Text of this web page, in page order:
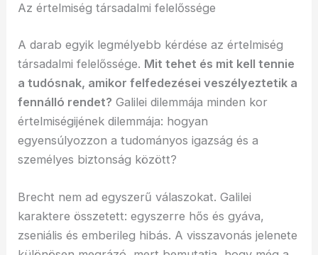
Az értelmiség társadalmi felelőssége
A darab egyik legmélyebb kérdése az értelmiség
társadalmi felelőssége. Mit tehet és mit kell tennie
a tudósnak, amikor felfedezései veszélyeztetik a
fennálló rendet? Galilei dilemmája minden kor
értelmiségijének dilemmája: hogyan
egyensúlyozzon a tudományos igazság és a
személyes biztonság között?
Brecht nem ad egyszerű válaszokat. Galilei
karaktere összetett: egyszerre hős és gyáva,
zseniális és emberileg hibás. A visszavonás jelenete